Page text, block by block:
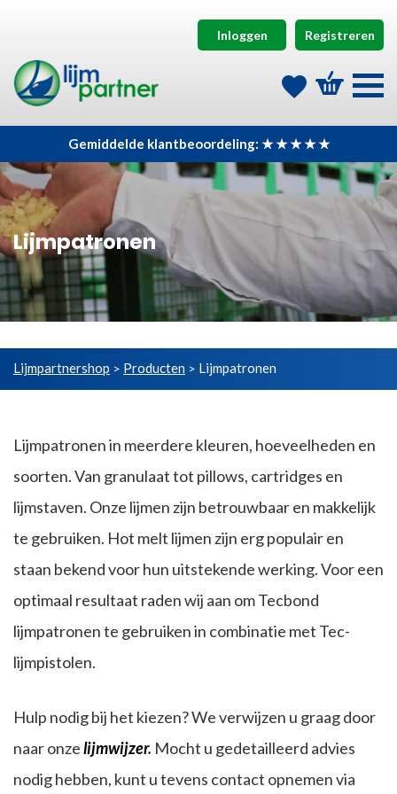
Inloggen Registreren
Gemiddelde klantbeoordeling: ★ ★ ★ ★ ★
Lijmpatronen
Lijmpartnershop > Producten > Lijmpatronen
Lijmpatronen in meerdere kleuren, hoeveelheden en
soorten. Van granulaat tot pillows, cartridges en
lijmstaven. Onze lijmen zijn betrouwbaar en makkelijk
te gebruiken. Hot melt lijmen zijn erg populair en
staan bekend voor hun uitstekende werking. Voor een
optimaal resultaat raden wij aan om Tecbond
lijmpatronen te gebruiken in combinatie met Tec-
lijmpistolen.
Hulp nodig bij het kiezen? We verwijzen u graag door
naar onzelijmwijzer. Mocht u gedetailleerd advies
nodig hebben, kunt u tevens contact opnemen via